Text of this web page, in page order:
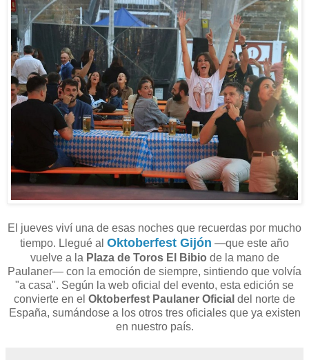
El jueves viví una de esas noches que recuerdas por mucho
tiempo. Llegué al Oktoberfest Gijón —que este año
vuelve a la Plaza de Toros El Bibio de la mano de
Paulaner— con la emoción de siempre, sintiendo que volvía
"a casa". Según la web oficial del evento, esta edición se
convierte en el Oktoberfest Paulaner Oficial del norte de
España, sumándose a los otros tres oficiales que ya existen
en nuestro país.